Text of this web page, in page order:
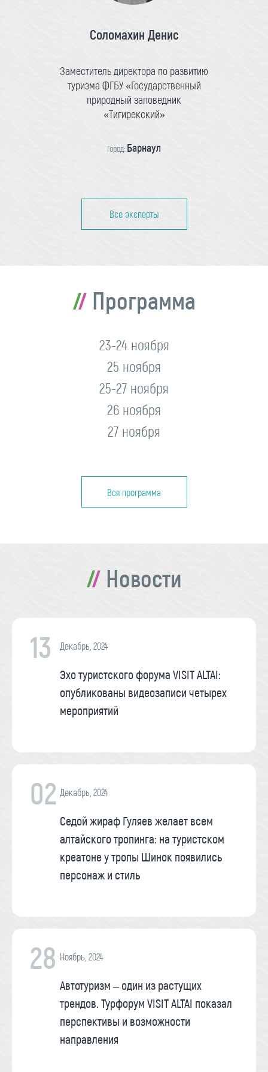
Соломахин Денис
Заместитель директора по развитию
туризма ФГБУ «Государственный
природный заповедник
«Тигирекский»
Город: Барнаул
Все эксперты
Программа
23-24 ноября
25 ноября
25-27 ноября
26 ноября
27 ноября
Вся программа
Новости
13 Декабрь, 2024
Эхо туристского форума VISIT ALTAI:
опубликованы видеозаписи четырех
мероприятий
02 Декабрь, 2024
Седой жираф Гуляев желает всем
алтайского тропинга: на туристском
креатоне у тропы Шинок появились
персонаж и стиль
28 Ноябрь, 2024
Автотуризм – один из растущих
трендов. Турфорум VISIT ALTAI показал
перспективы и возможности
направления